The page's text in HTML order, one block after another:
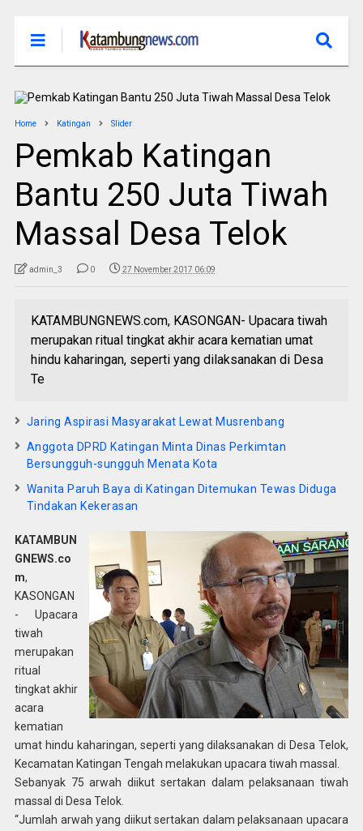
Home Katingan Slider
Pemkab Katingan
Bantu 250 Juta Tiwah
Massal Desa Telok
admin_3 0 27 November 2017 06:09
KATAMBUNGNEWS.com, KASONGAN- Upacara tiwah
merupakan ritual tingkat akhir acara kematian umat
hindu kaharingan, seperti yang dilaksanakan di Desa
Te
Jaring Aspirasi Masyarakat Lewat Musrenbang
Anggota DPRD Katingan Minta Dinas Perkimtan
Bersungguh-sungguh Menata Kota
Wanita Paruh Baya di Katingan Ditemukan Tewas Diduga
Tindakan Kekerasan
KATAMBUN
GNEWS.co
m,
KASONGAN
- Upacara
tiwah
merupakan
ritual
tingkat akhir
acara
kematian
umat hindu kaharingan, seperti yang dilaksanakan di Desa Telok,
Kecamatan Katingan Tengah melakukan upacara tiwah massal.
Sebanyak 75 arwah diikut sertakan dalam pelaksanaan tiwah
massal di Desa Telok.
“Jumlah arwah yang diikut sertakan dalam pelaksanaan upacara